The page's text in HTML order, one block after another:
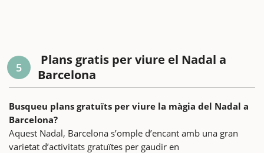
5
Plans gratis per viure el Nadal a
Barcelona
Busqueu plans gratuïts per viure la màgia del Nadal a
Barcelona?
Aquest Nadal, Barcelona s’omple d’encant amb una gran
varietat d’activitats gratuïtes per gaudir en